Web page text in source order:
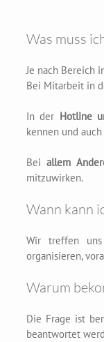
Was muss
Je nach Bereich
Bei Mitarbeit in
In der Hotline
kennen und
Bei allem
mitzuwirken.
Wann kann
Wir treffen
organisieren,
Warum
Die Frage ist
beantwortet